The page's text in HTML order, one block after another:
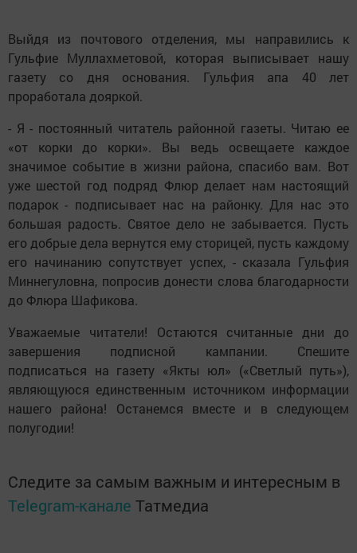
Выйдя из почтового отделения, мы направились к
Гульфие Муллахметовой, которая выписывает нашу
газету со дня основания. Гульфия апа 40 лет
проработала дояркой.
- Я - постоянный читатель районной газеты. Читаю ее
«от корки до корки». Вы ведь освещаете каждое
значимое событие в жизни района, спасибо вам. Вот
уже шестой год подряд Флюр делает нам настоящий
подарок - подписывает нас на районку. Для нас это
большая радость. Святое дело не забывается. Пусть
его добрые дела вернутся ему сторицей, пусть каждому
его начинанию сопутствует успех, - сказала Гульфия
Миннегуловна, попросив донести слова благодарности
до Флюра Шафикова.
Уважаемые читатели! Остаются считанные дни до
завершения подписной кампании. Спешите
подписаться на газету «Якты юл» («Светлый путь»),
являющуюся единственным источником информации
нашего района! Останемся вместе и в следующем
полугодии!
Следите за самым важным и интересным в
Telegram-канале Татмедиа